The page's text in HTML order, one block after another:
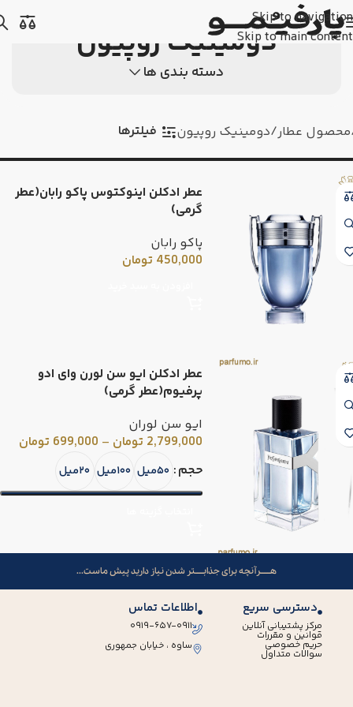
Skip to navigation
Skip to main contentدومینیک روپیون
دسته بندی ها
محصول عطار دومینیک روپیون فیلترها
عطر ادکلن اینوکتوس پاکو رابان(عطر
گرمی)
پاکو رابان
450,000 تومان
عطر ادکلن ایو سن لورن وای ادو
پرفیوم(عطر گرمی)
ایو سن لوران
2,799,000 تومان –
699,000 تومان
حجم ۵۰میل ۱۰۰میل ۲۰میل
هــــــرآنچه برای جذابـــــتر شدن نیاز دارید پیش ماست...
دسترسی سریع
مرکز پشتیبانی آنلاین
قوانین و مقررات
حریم خصوصی
سوالات متداول
اطلاعات تماس
۰۹۱۹-۶۵۷-۰۹۱۱
ساوه ، خیابان جمهوری